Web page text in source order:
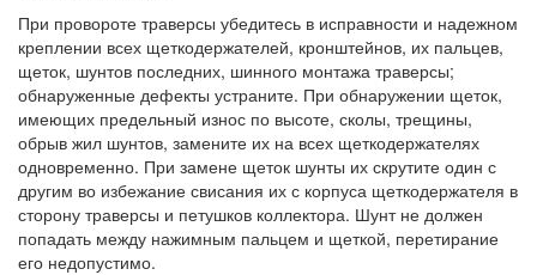
При провороте траверсы убедитесь в исправности и надежном
креплении всех щеткодержателей, кронштейнов, их пальцев,
щеток, шунтов последних, шинного монтажа траверсы;
обнаруженные дефекты устраните. При обнаружении щеток,
имеющих предельный износ по высоте, сколы, трещины,
обрыв жил шунтов, замените их на всех щеткодержателях
одновременно. При замене щеток шунты их скрутите один с
другим во избежание свисания их с корпуса щеткодержателя в
сторону траверсы и петушков коллектора. Шунт не должен
попадать между нажимным пальцем и щеткой, перетирание
его недопустимо.